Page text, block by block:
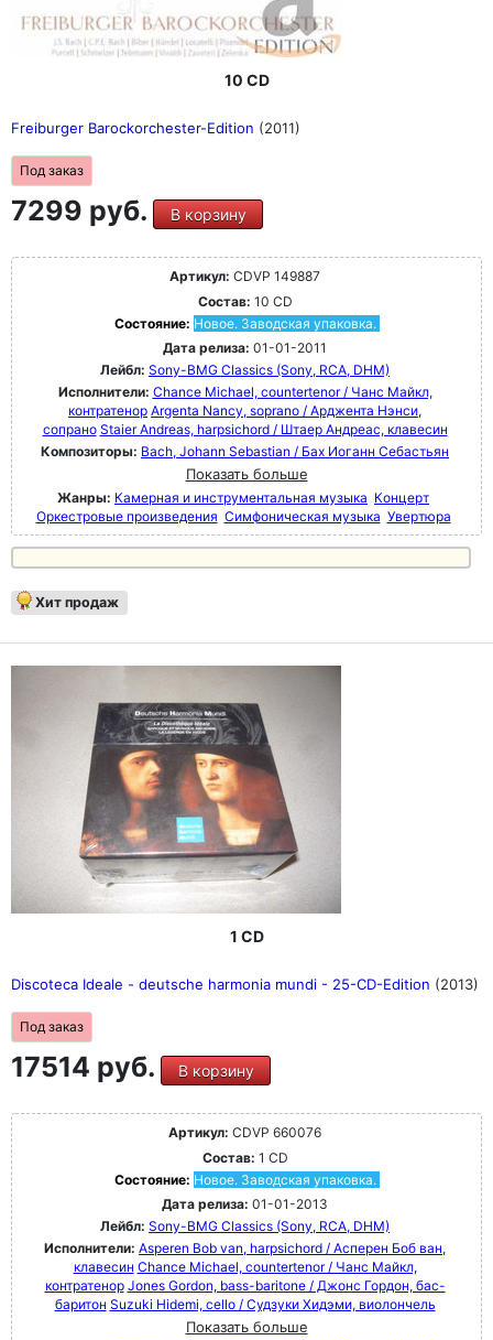
10 CD
Freiburger Barockorchester-Edition (2011)
Под заказ
7299 руб. В корзину
Артикул: CDVP 149887
Состав: 10 CD
Состояние: Новое. Заводская упаковка.
Дата релиза: 01-01-2011
Лейбл: Sony-BMG Classics (Sony, RCA, DHM)
Исполнители: Chance Michael, countertenor / Чанс Майкл,
контратенор Argenta Nancy, soprano / Арджента Нэнси,
сопрано Staier Andreas, harpsichord / Штаер Андреас, клавесин
Композиторы: Bach, Johann Sebastian / Бах Иоганн Себастьян
Показать больше
Жанры: Камерная и инструментальная музыка Концерт
Оркестровые произведения Симфоническая музыка Увертюра
Хит продаж
1 CD
Discoteca Ideale - deutsche harmonia mundi - 25-CD-Edition (2013)
Под заказ
17514 руб. В корзину
Артикул: CDVP 660076
Состав: 1 CD
Состояние: Новое. Заводская упаковка.
Дата релиза: 01-01-2013
Лейбл: Sony-BMG Classics (Sony, RCA, DHM)
Исполнители: Asperen Bob van, harpsichord / Асперен Боб ван,
клавесин Chance Michael, countertenor / Чанс Майкл,
контратенор Jones Gordon, bass-baritone / Джонс Гордон, бас-
баритон Suzuki Hidemi, cello / Судзуки Хидэми, виолончель
Показать больше